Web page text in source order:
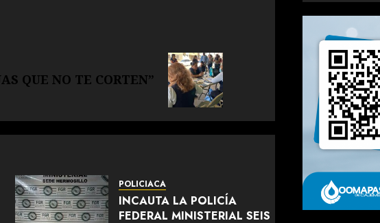
QUE NO TE CORTEN”
POLICIACA
INCAUTA LA POLICÍA
FEDERAL MINISTERIAL SEIS